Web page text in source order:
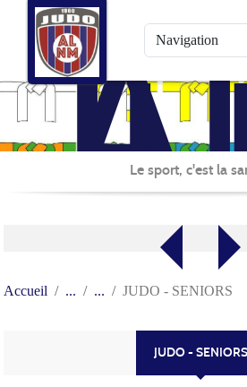
Le sport, c'est la
Accueil JUDO - SENIORS
JUDO - SENIORS
Panneau de gestion des cookies